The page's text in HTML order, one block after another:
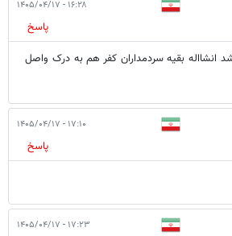
۱۶:۲۸ - ۱۴۰۵/۰۴/۱۷
پاسخ
انشااله بقیه سردمداران کفر هم به درک واصل
۱۷:۱۰ - ۱۴۰۵/۰۴/۱۷
پاسخ
۱۷:۲۳ - ۱۴۰۵/۰۴/۱۷